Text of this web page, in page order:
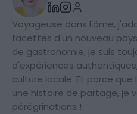
Voyageuse dans l'âme,
facettes d'un nouveau
de gastronomie, je suis
d'expériences
culture locale. Et parce
une histoire de partage, je
pérégrinations !